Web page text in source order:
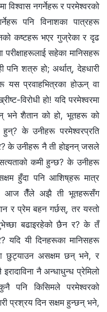
विश्‍वास नगर्नेहरू र परमेश्‍वरको
पनि विनाशका पात्रहरू
कष्टहरू भएर गुज्रेका र दृढ
सहेका मानिसहरू
पनि शत्रु हो; अर्थात्, देहधारी
यस प्रवाहभित्रका होऊन् वा
विरोधी हो! यदि परमेश्‍वरमा
भने शैतान को हो, भूतहरू को
के उनीहरू परमेश्‍वरप्रति
र? के उनीहरू नै ती होइनन् जसले
सत्यताको कमी हुन्छ? के उनीहरू
हुँदा पनि आशिष्‌हरू मात्र
र? आज तैँले अझै ती भूतहरूसँग
र प्रेम बहन गर्छस्, तर यस्तो
बढाइरहेको छैन र? के तँ
यी दिनहरूका मानिसहरू
छुट्याउन असक्षम छन् भने, र
नै अन्धाधुन्ध प्रेमिलो
पनि किसिमले परमेश्‍वरको
प्रश्रय दिन सक्षम हुन्छन् भने,